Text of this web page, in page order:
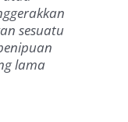
sesuatu
lama